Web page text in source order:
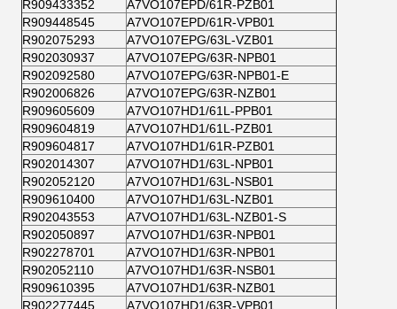
R909433352
A7VO107EPD/61R-PZB01
R909448545
A7VO107EPD/61R-VPB01
R902075293
A7VO107EPG/63L-VZB01
R902030937
A7VO107EPG/63R-NPB01
R902092580
A7VO107EPG/63R-NPB01-E
R902006826
A7VO107EPG/63R-NZB01
R909605609
A7VO107HD1/61L-PPB01
R909604819
A7VO107HD1/61L-PZB01
R909604817
A7VO107HD1/61R-PZB01
R902014307
A7VO107HD1/63L-NPB01
R902052120
A7VO107HD1/63L-NSB01
R909610400
A7VO107HD1/63L-NZB01
R902043553
A7VO107HD1/63L-NZB01-S
R902050897
A7VO107HD1/63R-NPB01
R902278701
A7VO107HD1/63R-NPB01
R902052110
A7VO107HD1/63R-NSB01
R909610395
A7VO107HD1/63R-NZB01
R902277445
A7VO107HD1/63R-VPB01